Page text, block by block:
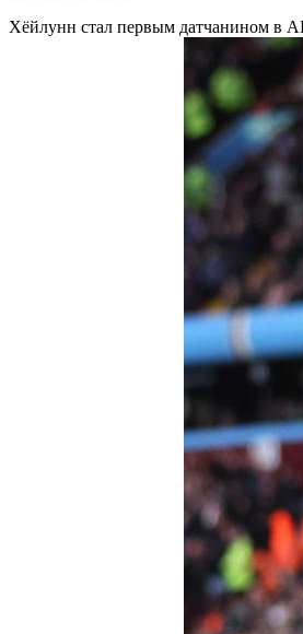
Хёйлунн стал первым датчанином в